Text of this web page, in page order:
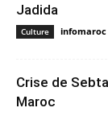
Jadida
Culture infomaroc
Crise de
Maroc